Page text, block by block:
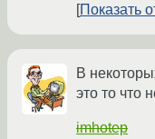
Показать
В
это то что
imhotep